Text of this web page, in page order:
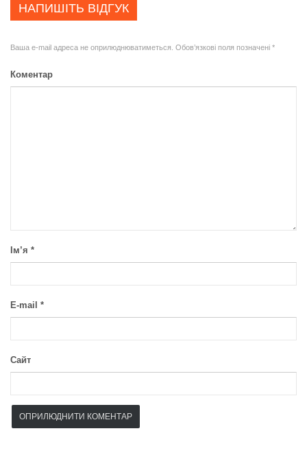
НАПИШІТЬ ВІДГУК
Ваша e-mail адреса не оприлюднюватиметься. Обов’язкові поля позначені *
Коментар
Ім’я *
E-mail *
Сайт